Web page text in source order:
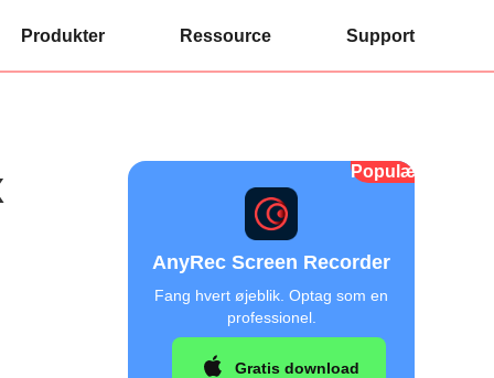
Produkter Ressource Support
Populær
AnyRec Screen Recorder
Fang hvert øjeblik. Optag som en
professionel.
Gratis download